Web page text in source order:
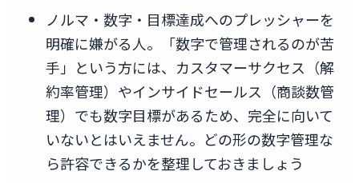
ノルマ・数字・目標達成へのプレッシャーを
明確に嫌がる人。「数字で管理されるのが苦
手」という方には、カスタマーサクセス（解
約率管理）やインサイドセールス（商談数管
理）でも数字目標があるため、完全に向いて
いないとはいえません。どの形の数字管理な
ら許容できるかを整理しておきましょう